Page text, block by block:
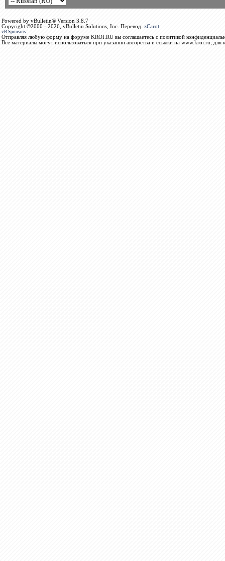
Powered by vBulletin® Version 3.8.7
Copyright ©2000 - 2026, vBulletin Solutions, Inc. Перевод: zCarot
vB.Sponsors
Отправляя любую форму на форуме KROI.RU вы соглашаетесь с политикой
Все материалы могут использоваться при указании авторства и ссылки на www.kroi.ru, для